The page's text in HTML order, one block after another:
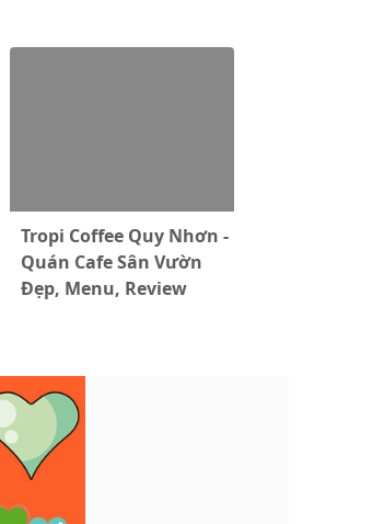
Tropi Coffee Quy Nhơn -
Quán Cafe Sân Vườn
Đẹp, Menu, Review